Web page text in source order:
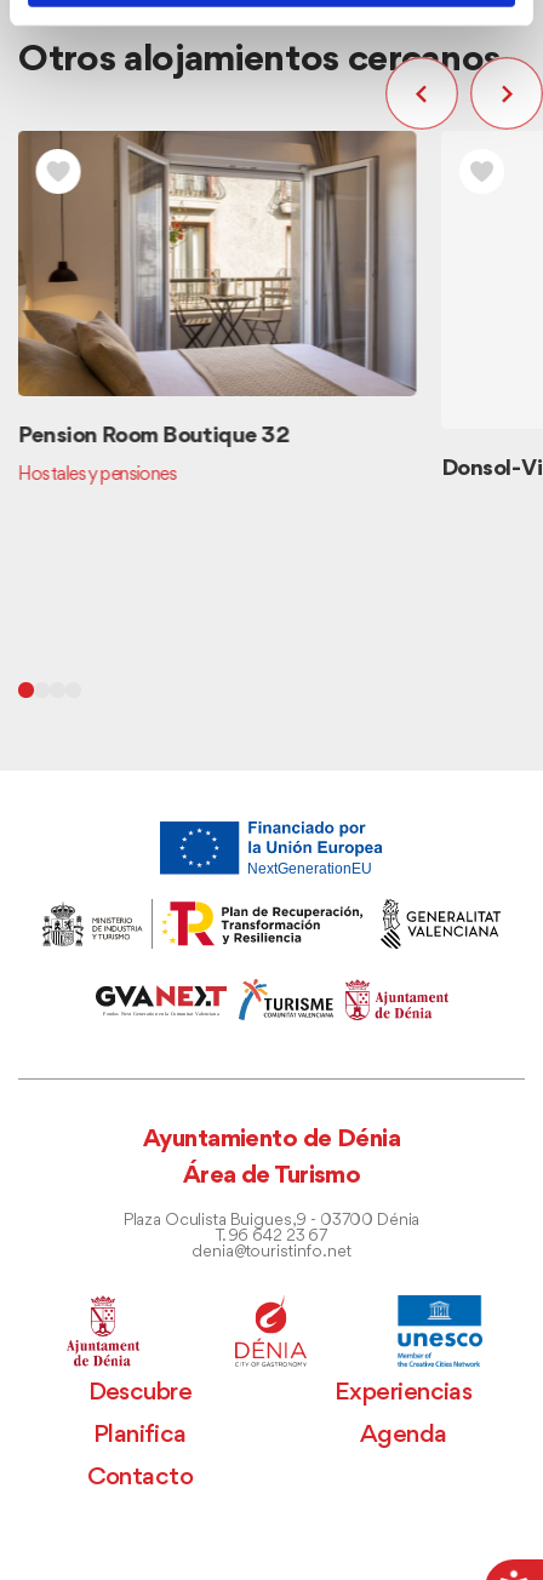
Otros alojamientos cercanos
Pension Room Boutique 32
Hostales y pensiones Donsol-
Ayuntamiento de Dénia
Área de Turismo
Plaza Oculista Buigues, 9 - 03700 Dénia
T. 96 642 23 67
denia@touristinfo.net
Descubre
Experiencias
Planifica
Agenda
Contacto